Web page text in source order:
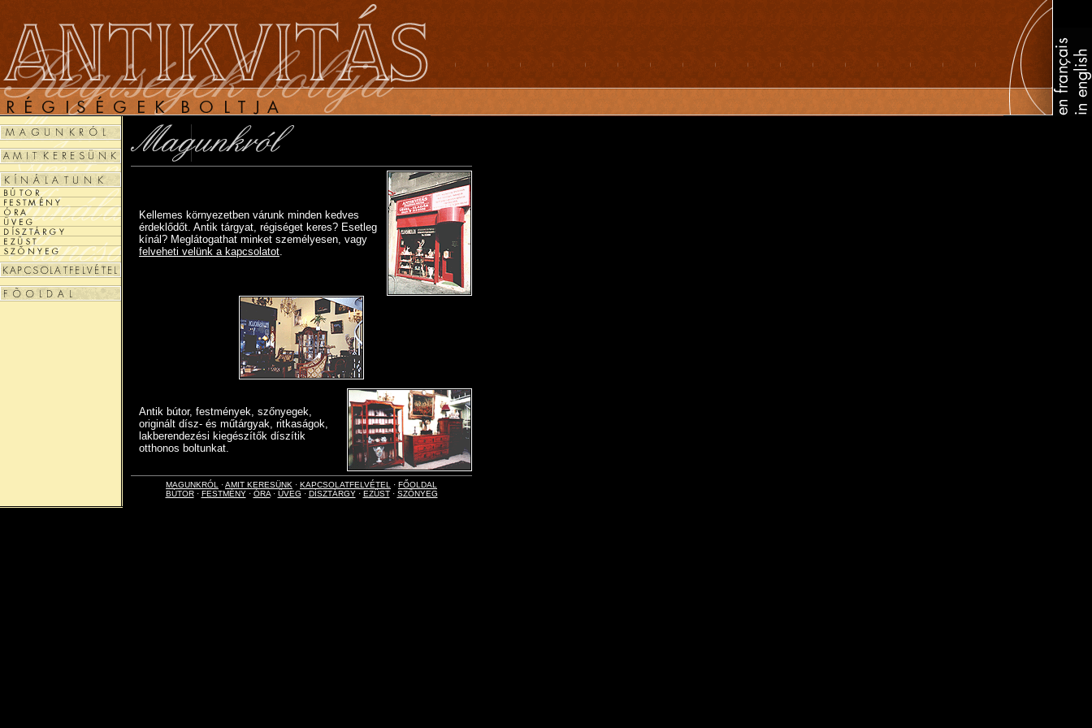
Kellemes környezetben várunk minden kedves
érdeklődőt. Antik tárgyat, régiséget keres? Esetleg
kínál? Meglátogathat minket személyesen, vagy
felveheti velünk a kapcsolatot.
Antik bútor, festmények, szőnyegek,
originált dísz- és műtárgyak, ritkaságok,
lakberendezési kiegészítők díszítik
otthonos boltunkat.
MAGUNKRÓL ·AMIT KERESÜNK · KAPCSOLATFELVÉTEL · FŐOLDAL
BÚTOR· FESTMÉNY· ÓRA· ÜVEG · DÍSZTÁRGY· EZÜST· SZŐNYEG